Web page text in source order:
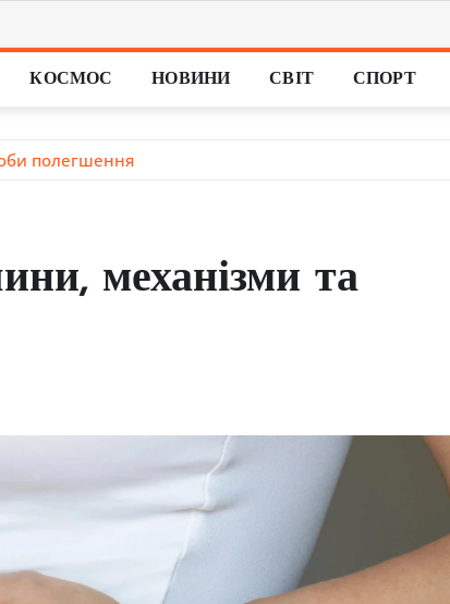
КОСМОС НОВИНИ СВІТ СПОРТ
полегшення
механізми та